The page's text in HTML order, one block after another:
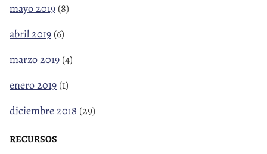
mayo 2019 (8)
abril 2019 (6)
marzo 2019 (4)
enero 2019 (1)
diciembre 2018 (29)
RECURSOS